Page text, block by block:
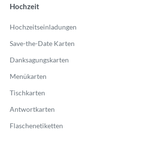
Hochzeit
Hochzeitseinladungen
Save-the-Date Karten
Danksagungskarten
Menükarten
Tischkarten
Antwortkarten
Flaschenetiketten